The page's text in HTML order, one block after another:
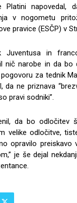
Platini napovedal,
v nogometu
pravice (ESČP) v
Juventusa in
nič narobe in da bo
za tednik
da ne priznava
pravi sodniki”.
da bo odločitev
velike odločitve,
opravilo preiskavo
je še dejal